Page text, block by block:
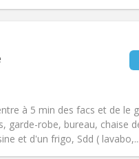
à 5 min des facs et de le
garde-robe, bureau, chaise
et d'un frigo, Sdd ( lavabo,...
Other